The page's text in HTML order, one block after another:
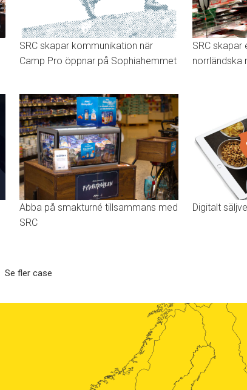
SRC skapar kommunikation när
Camp Pro öppnar på Sophiahemmet
SRC
norrländska
Abba på smakturné tillsammans med
SRC
Digitalt
Se fler case